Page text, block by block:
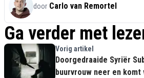
door Carlo van Remortel
Ga verder met
Vorig artikel
Doorgedraaide Syriër
buurvrouw neer en komt